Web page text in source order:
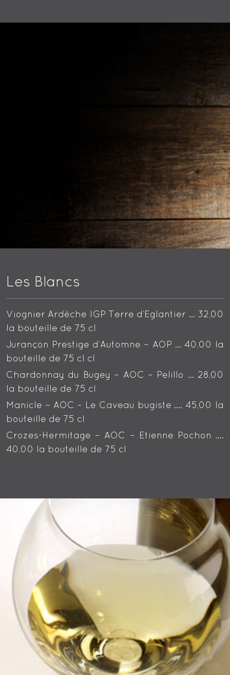
Les Blancs
Viognier Ardèche IGP Terre d’Eglantier … 32,00
la bouteille de 75 cl
Jurançon Prestige d’Automne – AOP … 40,00 la
bouteille de 75 cl cl
Chardonnay du Bugey – AOC – Pelillo … 28,00
la bouteille de 75 cl
Manicle – AOC – Le Caveau bugiste …. 45,00 la
bouteille de 75 cl
Crozes-Hermitage – AOC – Etienne Pochon ….
40,00 la bouteille de 75 cl